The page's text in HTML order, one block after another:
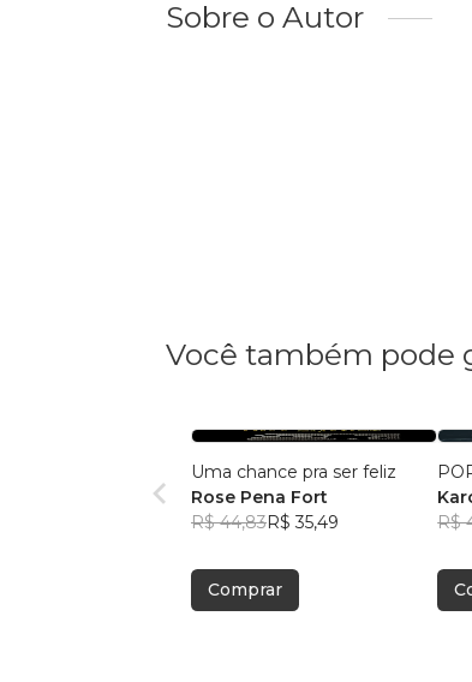
Sobre o Autor
Você também pode
Uma chance pra ser feliz
Rose Pena Fort
R$ 44,83R$ 35,49
Comprar
R$